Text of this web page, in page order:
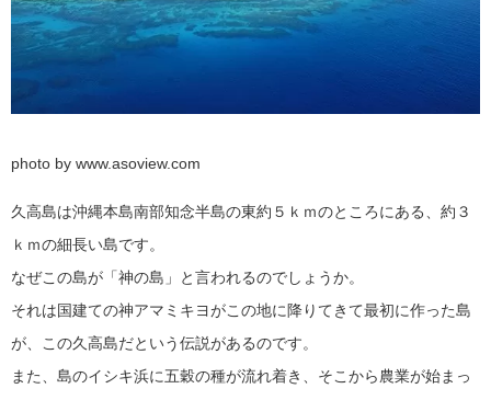
photo by www.asoview.com
久高島は沖縄本島南部知念半島の東約５ｋｍのところにある、約３
ｋｍの細長い島です。
なぜこの島が「神の島」と言われるのでしょうか。
それは国建ての神アマミキヨがこの地に降りてきて最初に作った島
が、この久高島だという伝説があるのです。
また、島のイシキ浜に五穀の種が流れ着き、そこから農業が始まっ